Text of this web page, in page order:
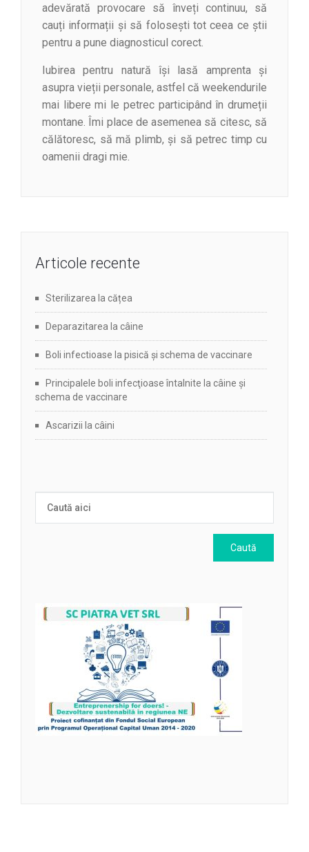
adevărată provocare să înveți continuu, să
cauți informații și să folosești tot ceea ce știi
pentru a pune diagnosticul corect.
Iubirea pentru natură își lasă amprenta și
asupra vieții personale, astfel că weekendurile
mai libere mi le petrec participând în drumeții
montane. Îmi place de asemenea să citesc, să
călătoresc, să mă plimb, și să petrec timp cu
oamenii dragi mie.
Articole recente
Sterilizarea la cățea
Deparazitarea la câine
Boli infectioase la pisică și schema de vaccinare
Principalele boli infecţioase întalnite la câine și
schema de vaccinare
Ascarizii la câini